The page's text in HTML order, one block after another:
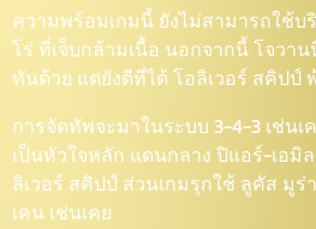
ความพร้อมเกมนี้ ยังไม่สามารถใช้บ
โร่ ที่เจ็บกล้ามเนื้อ นอกจากนี้ โจวา
ทันด้วย แต่ยังดีที่ได้ โอลิเวอร์ สคิป
การจัดทัพจะมาในระบบ 3-4-3 เช่นเ
เป็นหัวใจหลัก แดนกลาง ปิแอร์-เอมิ
ลิเวอร์ สคิปป์ ส่วนเกมรุกใช้ ลูคัส มู
เคน เช่นเคย